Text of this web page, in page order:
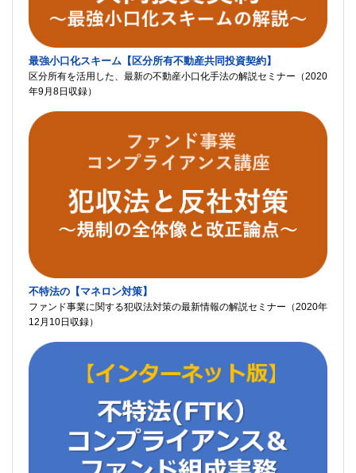
最強小口化スキーム【区分所有不動産共同投資契約】
区分所有を活用した、最新の不動産小口化手法の解説セミナー（2020
年9月8日収録）
不特法の【マネロン対策】
ファンド事業に関する犯収法対策の最新情報の解説セミナー（2020年
12月10日収録）